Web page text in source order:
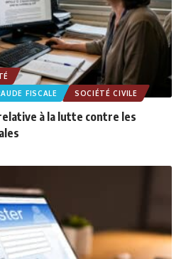
FISCALE
SOCIÉTÉ CIVILE
à la lutte contre les